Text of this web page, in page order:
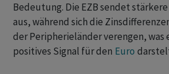
Bedeutung. Die EZB sendet
aus, während sich die
der Peripherieländer verengen, was
positives Signal für den Euro